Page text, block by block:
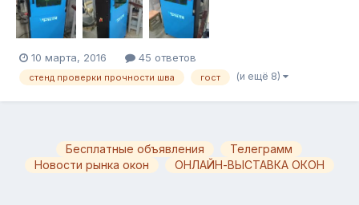
10 марта, 2016 45 ответов
стенд проверки прочности шва гост (и ещё 8)
Бесплатные объявления
Телеграмм
Новости рынка окон
ОНЛАЙН-ВЫСТАВКА ОКОН